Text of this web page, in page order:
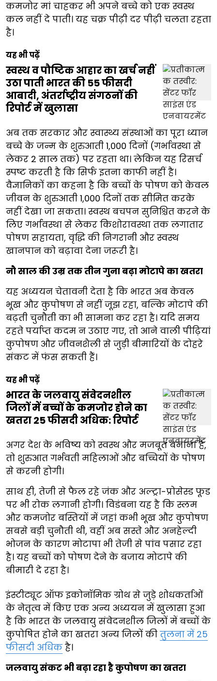
कमजोर मां चाहकर भी अपने बच्चे को एक स्वस्थ
कल नहीं दे पाती। यह चक्र पीढ़ी दर पीढ़ी चलता रहता
है।
यह भी पढ़ें
स्वस्थ व पौष्टिक आहार का खर्च नहीं
उठा पाती भारत की 55 फीसदी
आबादी, अंतर्राष्ट्रीय संगठनों की
रिपोर्ट में खुलासा
अब तक सरकार और स्वास्थ्य संस्थाओं का पूरा ध्यान
बच्चे के जन्म के शुरुआती 1,000 दिनों (गर्भावस्था से
लेकर 2 साल तक) पर रहता था। लेकिन यह रिसर्च
स्पष्ट करती है कि सिर्फ इतना काफी नहीं है।
वैज्ञानिकों का कहना है कि बच्चों के पोषण को केवल
जीवन के शुरुआती 1,000 दिनों तक सीमित करके
नहीं देखा जा सकता। स्वस्थ बचपन सुनिश्चित करने के
लिए गर्भावस्था से लेकर किशोरावस्था तक लगातार
पोषण सहायता, वृद्धि की निगरानी और स्वस्थ
खानपान को बढ़ावा देना जरूरी है।
नौ साल की उम्र तक तीन गुना बढ़ा मोटापे का खतरा
यह अध्ययन चेतावनी देता है कि भारत अब केवल
भूख और कुपोषण से नहीं जूझ रहा, बल्कि मोटापे की
बढ़ती चुनौती का भी सामना कर रहा है। यदि समय
रहते पर्याप्त कदम न उठाए गए, तो आने वाली पीढ़ियां
कुपोषण और जीवनशैली से जुड़ी बीमारियों के दोहरे
संकट में फंस सकती हैं।
यह भी पढ़ें
भारत के जलवायु संवेदनशील
जिलों में बच्चों के कमजोर होने का
खतरा 25 फीसदी अधिक: रिपोर्ट
अगर देश के भविष्य को स्वस्थ और मजबूत बनाना है,
तो शुरुआत गर्भवती महिलाओं और बच्चियों के पोषण
से करनी होगी।
साथ ही, तेजी से फैल रहे जंक और अल्ट्रा-प्रोसेस्ड फूड
पर भी रोक लगानी होगी। विडंबना यह है कि स्लम
और कमजोर बस्तियों में जहां कभी भूख और कुपोषण
सबसे बड़ी चुनौती थी, वहीं अब सस्ते और अनहेल्दी
भोजन के कारण मोटापा भी तेजी से पांव पसार रहा
है। यह बच्चों को पोषण देने के बजाय मोटापे की
बीमारी दे रहा है।
इंस्टीट्यूट ऑफ इकोनॉमिक ग्रोथ से जुड़े शोधकर्ताओं
के नेतृत्व में किए एक अन्य अध्ययन में खुलासा हुआ
है कि भारत के जलवायु संवेदनशील जिलों में बच्चों के
कुपोषित होने का खतरा अन्य जिलों की तुलना में 25
फीसदी अधिक है।
जलवायु संकट भी बढ़ा रहा है कुपोषण का खतरा